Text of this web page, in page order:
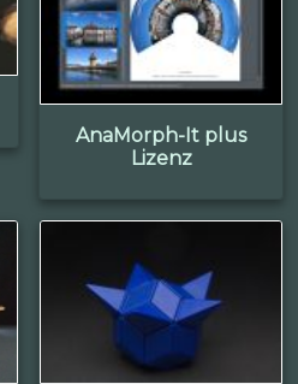
AnaMorph-It plus
Lizenz